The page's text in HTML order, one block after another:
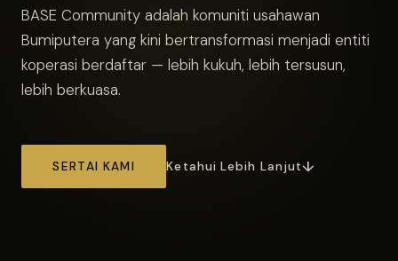
BASE Community adalah komuniti usahawan
Bumiputera yang kini bertransformasi menjadi entiti
koperasi berdaftar — lebih kukuh, lebih tersusun,
lebih berkuasa.
SERTAI KAMI Ketahui Lebih Lanjut